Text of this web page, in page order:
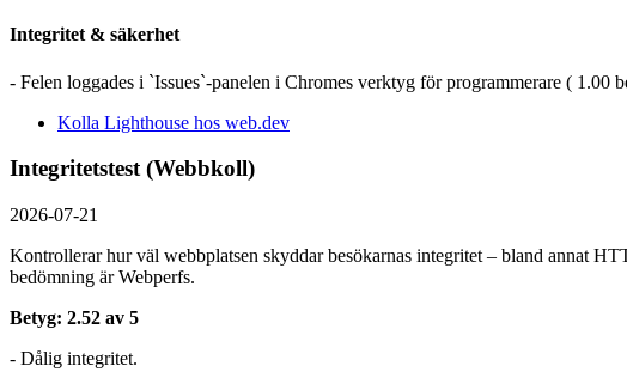
Integritet & säkerhet
- Felen loggades i `Issues`-panelen i Chromes verktyg för programmerare ( 1.00
Kolla Lighthouse hos web.dev
Integritetstest (Webbkoll)
2026-07-21
Kontrollerar hur väl webbplatsen skyddar besökarnas integritet – bland annat
bedömning är Webperfs.
Betyg: 2.52 av 5
- Dålig integritet.